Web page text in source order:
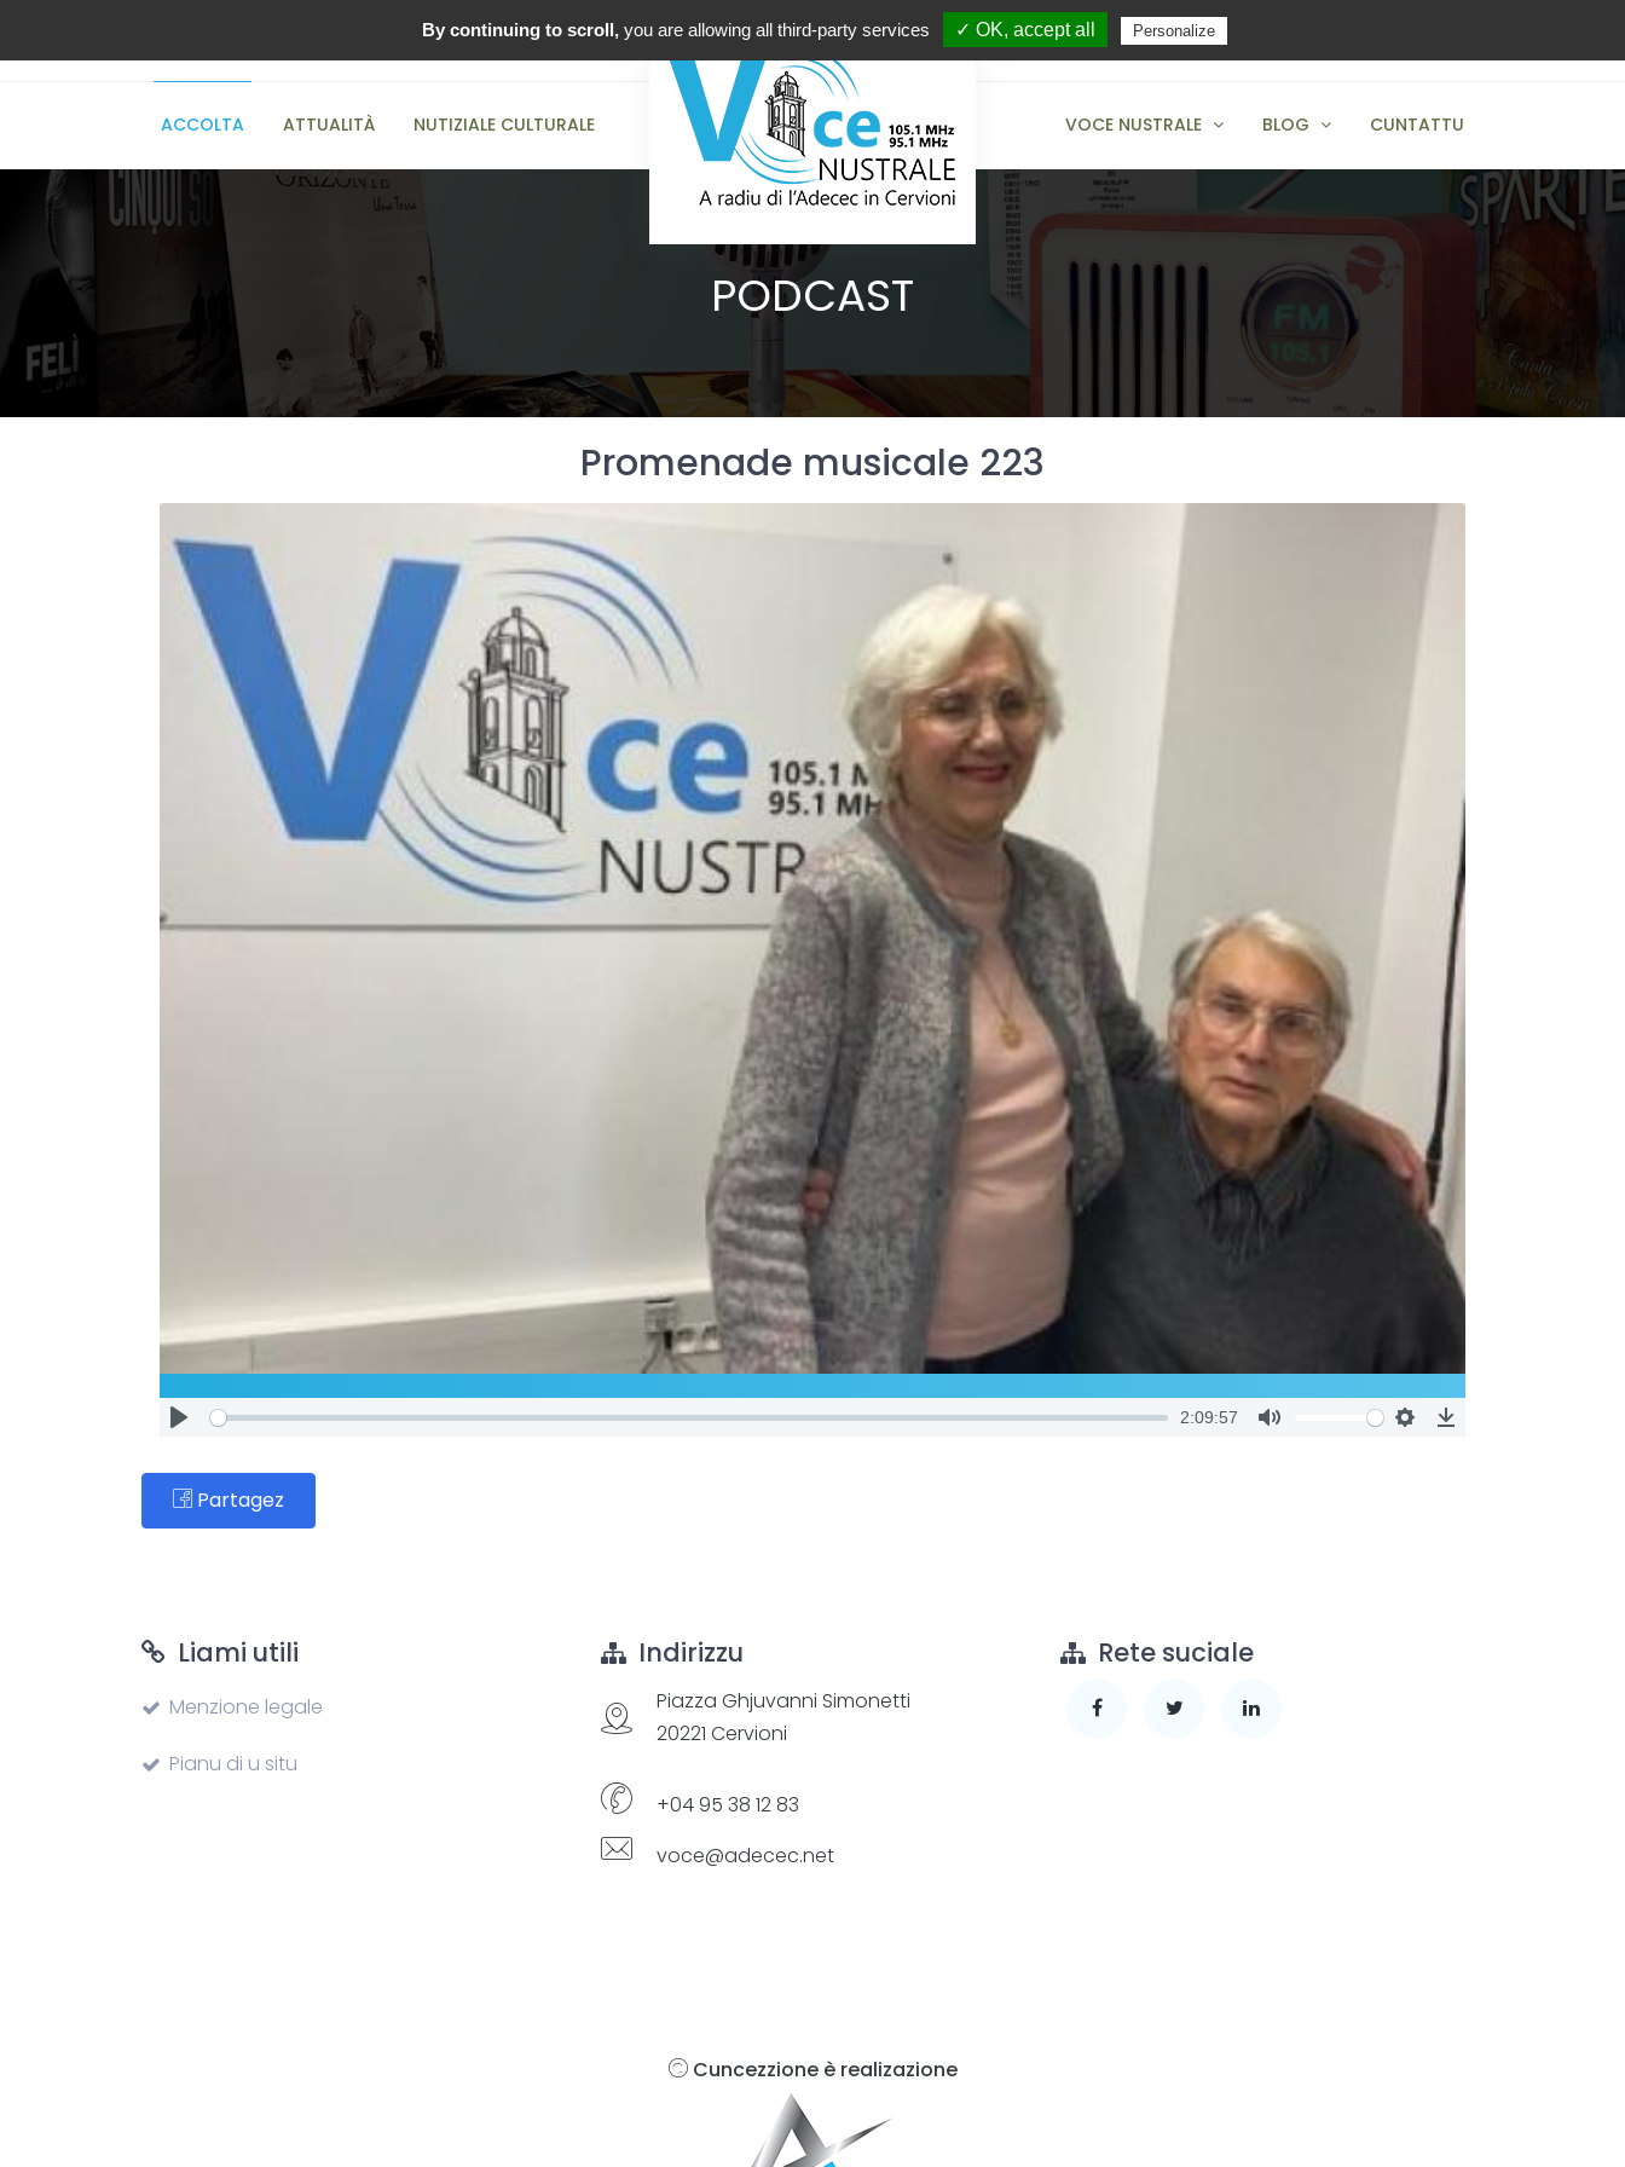
ACCOLTA ATTUALITÀ NUTIZIALE CULTURALE VOCE NUSTRALE BLOG CUNTATTU
PODCAST
Promenade musicale 223
2:09:57
Partagez
Liami utili
Menzione legale
Pianu di u situ
Indirizzu
Piazza Ghjuvanni Simonetti
20221 Cervioni
+04 95 38 12 83
voce@adecec.net
Rete suciale
Cuncezzione è realizazione
By continuing to scroll, you are allowing all third-party services ✓ OK, accept all Personalize